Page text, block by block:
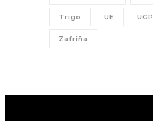
Trigo UE UGP
Zafriña